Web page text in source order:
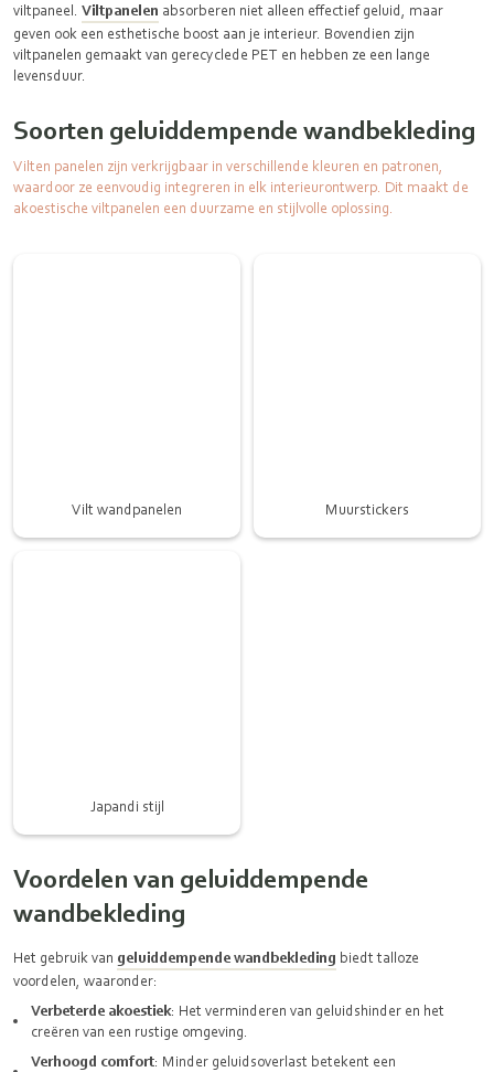
viltpaneel. Viltpanelen absorberen niet alleen effectief geluid, maar
geven ook een esthetische boost aan je interieur. Bovendien zijn
viltpanelen gemaakt van gerecyclede PET en hebben ze een lange
levensduur.
Soorten geluiddempende wandbekleding
Vilten panelen zijn verkrijgbaar in verschillende kleuren en patronen,
waardoor ze eenvoudig integreren in elk interieurontwerp. Dit maakt de
akoestische viltpanelen een duurzame en stijlvolle oplossing.
Vilt wandpanelen Muurstickers
Japandi stijl
Voordelen van geluiddempende
wandbekleding
Het gebruik van geluiddempende wandbekleding biedt talloze
voordelen, waaronder:
Verbeterde akoestiek: Het verminderen van geluidshinder en het
creëren van een rustige omgeving.
Verhoogd comfort: Minder geluidsoverlast betekent een